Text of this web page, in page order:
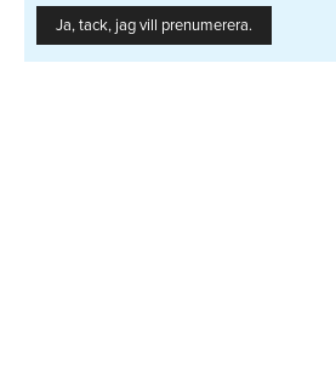
Ja, tack, jag vill prenumerera.